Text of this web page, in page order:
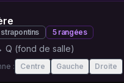
strapontins 5rangées
Q (fond de salle)
: Centre Gauche Droite